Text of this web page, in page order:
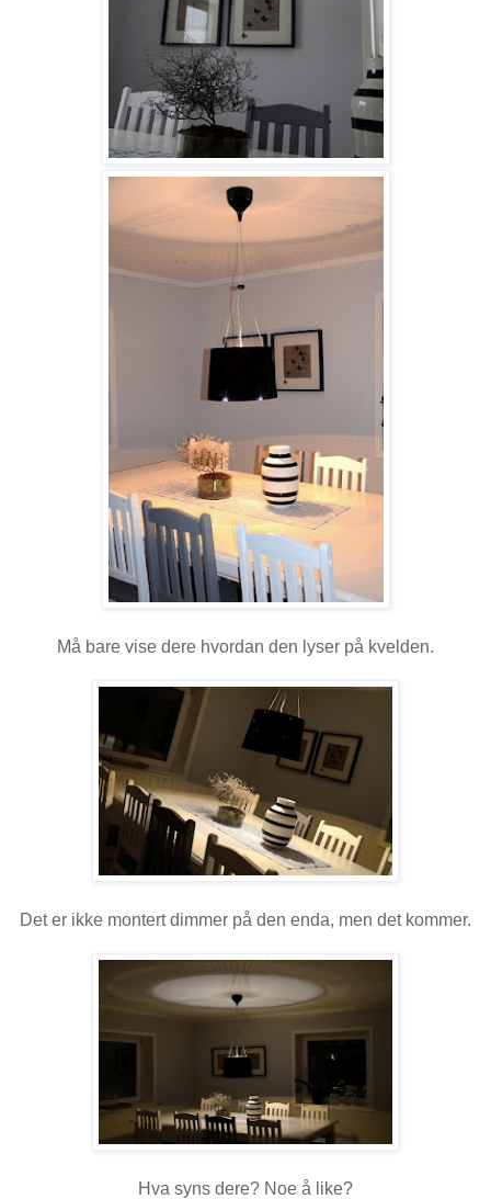
Må bare vise dere hvordan den lyser på kvelden.
Det er ikke montert dimmer på den enda, men det kommer.
Hva syns dere? Noe å like?